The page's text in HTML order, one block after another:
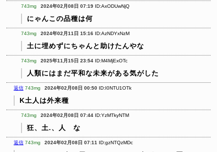
743mg 2024年02月08日 07:19 ID:AxODUwNjQ
にゃんこの品種は何
743mg 2024年02月11日 15:16 ID:AzNDYxNzM
土に埋めずにちゃんと助けたんやな
743mg 2025年11月15日 23:54 ID:M4MjExOTc
人類にはまだ平和な未来がある気がした
返信 743mg 2024年02月08日 00:50 ID:I0NTU1OTk
K土人は外来種
743mg 2024年02月08日 07:44 ID:YzMTkyNTM
狂、土.、人 な
返信 743mg 2024年02月08日 07:11 ID:gzNTQzMDc